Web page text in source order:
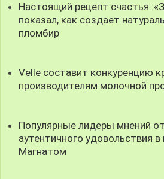
Настоящий рецепт счастья:
показал, как создает
пломбир
Velle составит конкуренцию
производителям молочной
Популярные лидеры мнений
аутентичного удовольствия в
Магнатом